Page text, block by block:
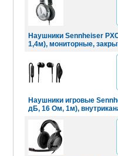
Наушники Sennheiser
1,4м), мониторные,
Наушники игровые
дБ, 16 Ом, 1м),